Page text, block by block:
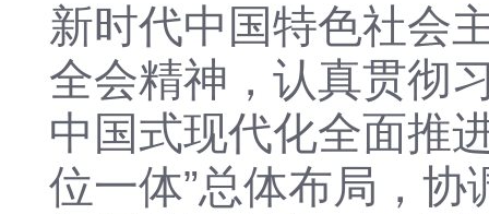
新时代中国特色社会
全会精神，认真贯彻
中国式现代化全面推
位一体”总体布局，协